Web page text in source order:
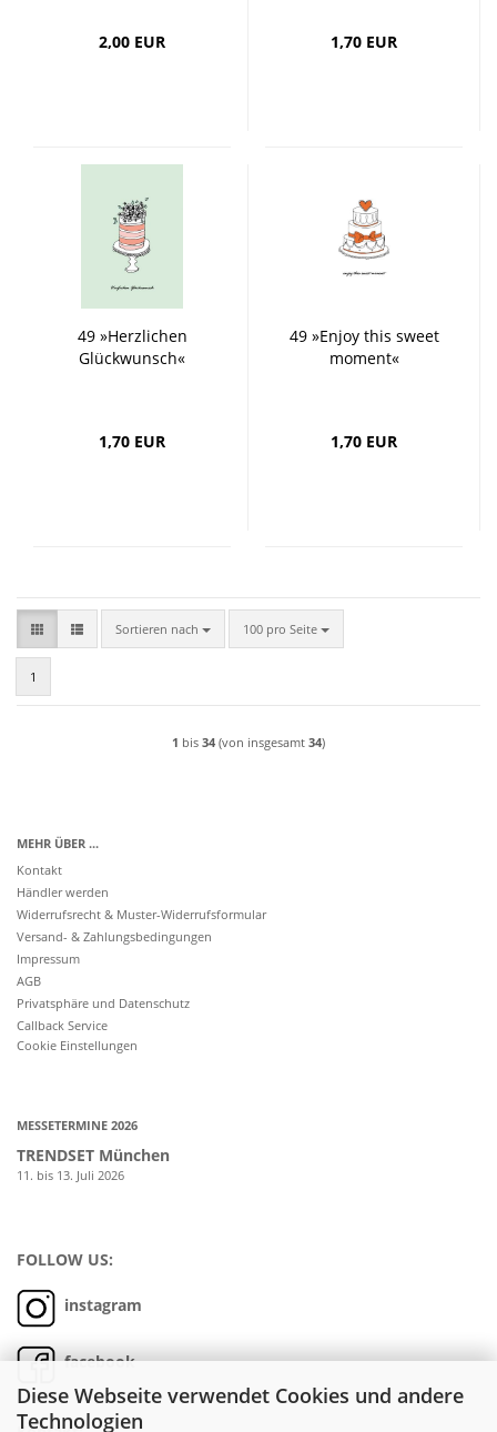
Diese Webseite verwendet Cookies und andere
Technologien
2,00 EUR 1,70 EUR
49 »Herzlichen
Glückwunsch«
1,70 EUR
49 »Enjoy this sweet
moment«
1,70 EUR
Sortieren nach
Sortieren nach 100 pro Seite
pro Seite
1
1 bis 34 (von insgesamt 34)
MEHR ÜBER ...
Kontakt
Händler werden
Widerrufsrecht & Muster-Widerrufsformular
Versand- & Zahlungsbedingungen
Impressum
AGB
Privatsphäre und Datenschutz
Callback Service
Cookie Einstellungen
MESSETERMINE 2026
TRENDSET München
11. bis 13. Juli 2026
FOLLOW US:
instagram
facebook